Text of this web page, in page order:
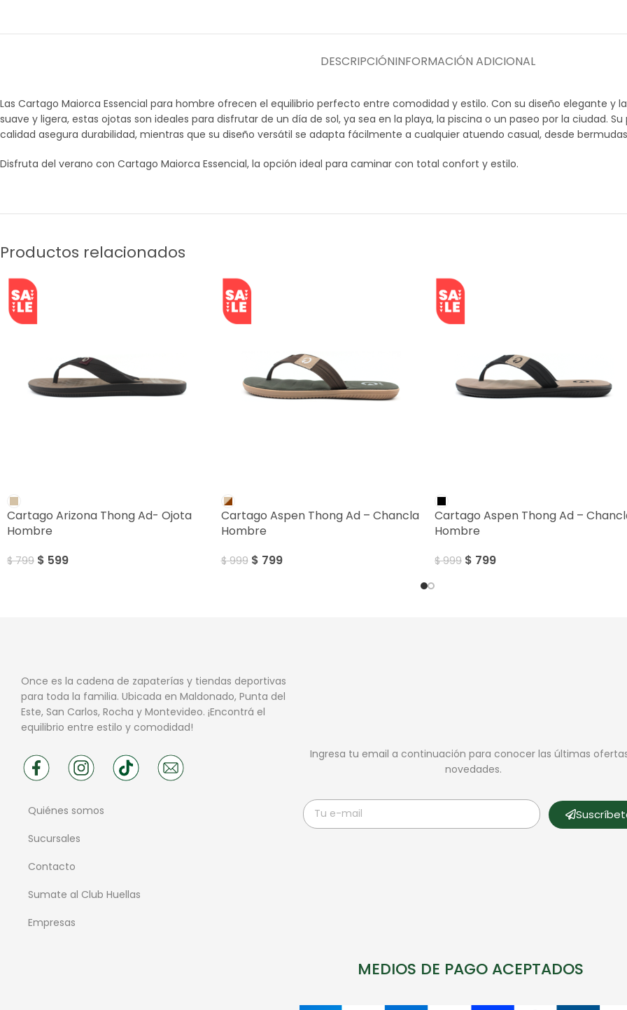
DESCRIPCIÓNINFORMACIÓN ADICIONAL
Las Cartago Maiorca Essencial para hombre ofrecen el equilibrio perfecto entre comodidad y estilo. Con su diseño elegante y
suave y ligera, estas ojotas son ideales para disfrutar de un día de sol, ya sea en la playa, la piscina o un paseo por la ciudad.
calidad asegura durabilidad, mientras que su diseño versátil se adapta fácilmente a cualquier atuendo casual, desde
Disfruta del verano con Cartago Maiorca Essencial, la opción ideal para caminar con total confort y estilo.
Productos relacionados
Cartago Arizona Thong Ad- Ojota
Hombre
$799 $ 599
Cartago Aspen Thong Ad – Chancla
Hombre
$999 $ 799
Cartago Aspen Thong Ad –
Hombre
$999 $ 799
Once es la cadena de zapaterías y tiendas deportivas
para toda la familia. Ubicada en Maldonado, Punta del
Este, San Carlos, Rocha y Montevideo. ¡Encontrá el
equilibrio entre estilo y comodidad!
Quiénes somos
Sucursales
Contacto
Sumate al Club Huellas
Empresas
Ingresa tu email a continuación para conocer las últimas
novedades.
MEDIOS DE PAGO ACEPTADOS